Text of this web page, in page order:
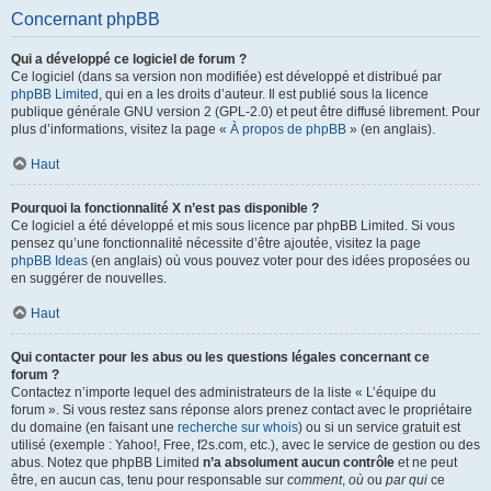
Concernant phpBB
Qui a développé ce logiciel de forum ?
Ce logiciel (dans sa version non modifiée) est développé et distribué par
phpBB Limited , qui en a les droits d’auteur. Il est publié sous la licence
publique générale GNU version 2 (GPL-2.0) et peut être diffusé librement. Pour
plus d’informations, visitez la page « À propos de phpBB » (en anglais).
Haut
Pourquoi la fonctionnalité X n’est pas disponible ?
Ce logiciel a été développé et mis sous licence par phpBB Limited. Si vous
pensez qu’une fonctionnalité nécessite d’être ajoutée, visitez la page
phpBB Ideas (en anglais) où vous pouvez voter pour des idées proposées ou
en suggérer de nouvelles.
Haut
Qui contacter pour les abus ou les questions légales concernant ce
forum ?
Contactez n’importe lequel des administrateurs de la liste « L’équipe du
forum ». Si vous restez sans réponse alors prenez contact avec le propriétaire
du domaine (en faisant une recherche sur whois) ou si un service gratuit est
utilisé (exemple : Yahoo!, Free, f2s.com, etc.), avec le service de gestion ou des
abus. Notez que phpBB Limited n’a absolument aucun contrôle et ne peut
être, en aucun cas, tenu pour responsable sur comment, où ou par qui ce